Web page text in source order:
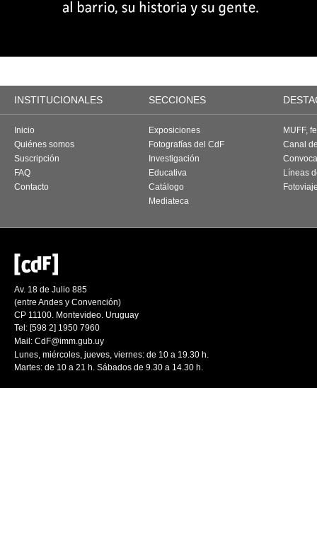
INSTITUCIONALES SECCIONES
Inicio
Quiénes somos
Suscripción
FAQ
Contacto
Exposiciones
Fotografías del CdF
Investigación
Educativa
Catálogo
Mediateca
MUFF,
Canal
Líneas
Av. 18 de Julio 885
(entre Andes y Convención)
CP 11100. Montevideo. Uruguay
Tel: [598 2] 1950 7960
Mail: CdF@imm.gub.uy
Lunes, miércoles, jueves, viernes: de 10 a 19.30 h.
Martes: de 10 a 21 h. Sábados de 9.30 a 14.30 h.